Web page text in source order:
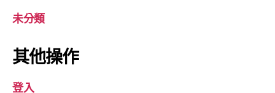
未分類
其他操作
登入